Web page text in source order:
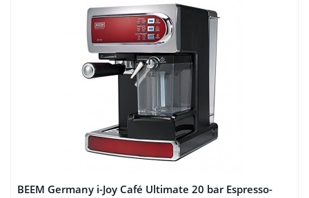
BEEM Germany i-Joy Café Ultimate 20 bar Espresso-